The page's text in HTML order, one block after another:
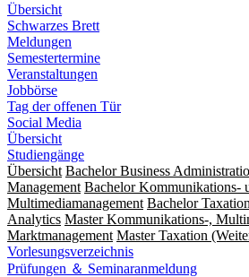
Übersicht
Schwarzes Brett
Meldungen
Semestertermine
Veranstaltungen
Jobbörse
Tag der offenen Tür
Social Media
Übersicht
Studiengänge
Übersicht Bachelor Business
Management Bachelor Kommunikations-
Multimediamanagement Bachelor
Analytics Master Kommunikations-,
Marktmanagement Master Taxation
Vorlesungsverzeichnis
Prüfungen ＆ Seminaranmeldung